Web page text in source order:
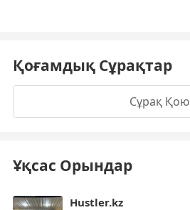
Қоғамдық Сұрақтар
Сұрақ Қою
Ұқсас Орындар
Hustler.kz